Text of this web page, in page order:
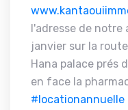
l'adresse de notre
janvier sur la
Hana palace prés
en face la
#locationannuelle